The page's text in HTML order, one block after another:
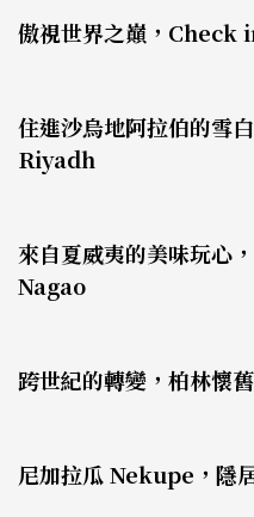
傲視世界之巔，Check
住進沙烏地阿拉伯的
Riyadh
來自夏威夷的美味玩心
Nagao
跨世紀的轉變，柏林
尼加拉瓜 Nekupe，隱